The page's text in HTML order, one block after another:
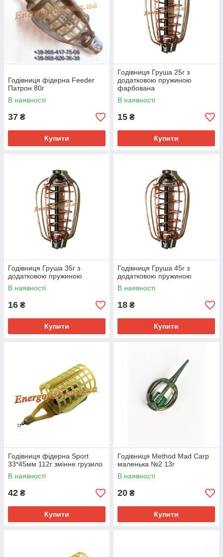
Годівниця фідерна Feeder
Патрон 80г
В наявності
37 ₴
Купити
Годівниця Груша 25г з
додатковою пружиною
фарбована
В наявності
15 ₴
Купити
Годівниця Груша 35г з
додатковою пружиною
В наявності
16 ₴
Купити
Годівниця Груша 45г з
додатковою пружиною
В наявності
18 ₴
Купити
Годівниця фідерна Sport
33*45мм 112г змінне грузило
В наявності
42 ₴
Купити
Годівниця Method Mad Carp
маленька №2 13г
В наявності
20 ₴
Купити